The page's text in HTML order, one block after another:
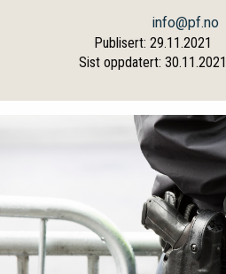
info@pf.no
Publisert: 29.11.2021
Sist oppdatert: 30.11.2021